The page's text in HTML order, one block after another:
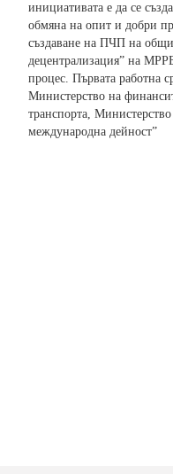
инициативата е да се
обмяна на опит и добри
създаване на ПЧП на
децентрализация” на
процес. Първата работна
Министерство на
транспорта,
международна дейност”